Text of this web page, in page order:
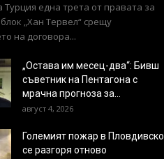
Турция една трета от правата за
„Хан Тервел“ срещу
на договора...
„Остава им месец-два“: Бивш
съветник на Пентагона с
мрачна прогноза за...
август 4, 2026
Големият пожар в Пловдивско
се разгоря отново